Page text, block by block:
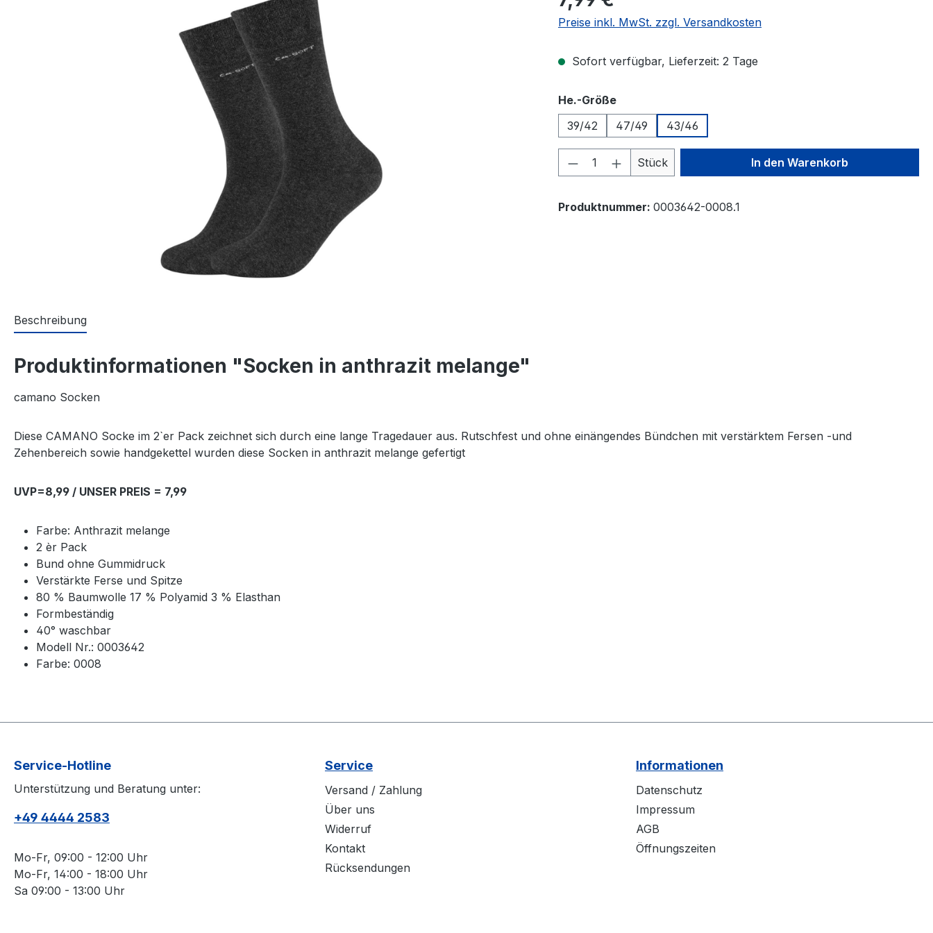
Preise inkl. MwSt. zzgl. Versandkosten
Sofort verfügbar, Lieferzeit: 2 Tage
He.-Größeauswählen
39/42
47/49 43/46
Produkt Anzahl: Gib den gewünschten Wert
Stück In den Warenkorb
Produktnummer: 0003642-0008.1
Beschreibung
Produktinformationen "Socken in anthrazit melange"
camano Socken
Diese CAMANO Socke im 2`er Pack zeichnet sich durch eine lange Tragedauer aus. Rutschfest und ohne einängendes Bündchen mit verstärktem Fersen -und
Zehenbereich sowie handgekettel wurden diese Socken in anthrazit melange gefertigt
UVP=8,99 / UNSER PREIS = 7,99
Farbe: Anthrazit melange
2 èr Pack
Bund ohne Gummidruck
Verstärkte Ferse und Spitze
80 % Baumwolle 17 % Polyamid 3 % Elasthan
Formbeständig
40° waschbar
Modell Nr.: 0003642
Farbe: 0008
Service-Hotline
Unterstützung und Beratung unter:
+49 4444 2583
Mo-Fr, 09:00 - 12:00 Uhr
Mo-Fr, 14:00 - 18:00 Uhr
Sa 09:00 - 13:00 Uhr
Service
Versand / Zahlung
Über uns
Widerruf
Kontakt
Rücksendungen
Informationen
Datenschutz
Impressum
AGB
Öffnungszeiten